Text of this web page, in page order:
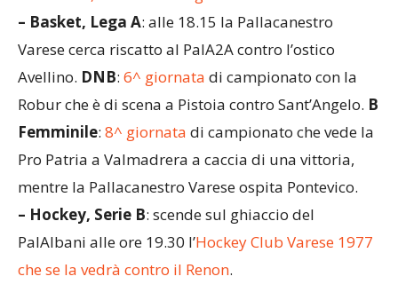
– Basket, Lega A: alle 18.15 la Pallacanestro
Varese cerca riscatto al PalA2A contro l’ostico
Avellino. DNB: 6^ giornata di campionato con la
Robur che è di scena a Pistoia contro Sant’Angelo. B
Femminile: 8^ giornata di campionato che vede la
Pro Patria a Valmadrera a caccia di una vittoria,
mentre la Pallacanestro Varese ospita Pontevico.
– Hockey, Serie B: scende sul ghiaccio del
PalAlbani alle ore 19.30 l’Hockey Club Varese 1977
che se la vedrà contro il Renon.